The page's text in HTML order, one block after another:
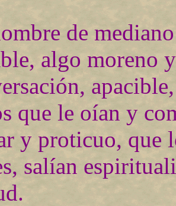
de
algo moreno
que le oían y
y proticuo, que
salían